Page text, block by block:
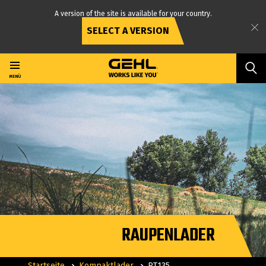
zum
Inhalt
A version of the site is available for your country.
SELECT A VERSION
MENÜ
RAUPENLADER